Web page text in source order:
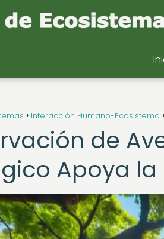
Interacción Humano-Ecosistema
de
Apoya